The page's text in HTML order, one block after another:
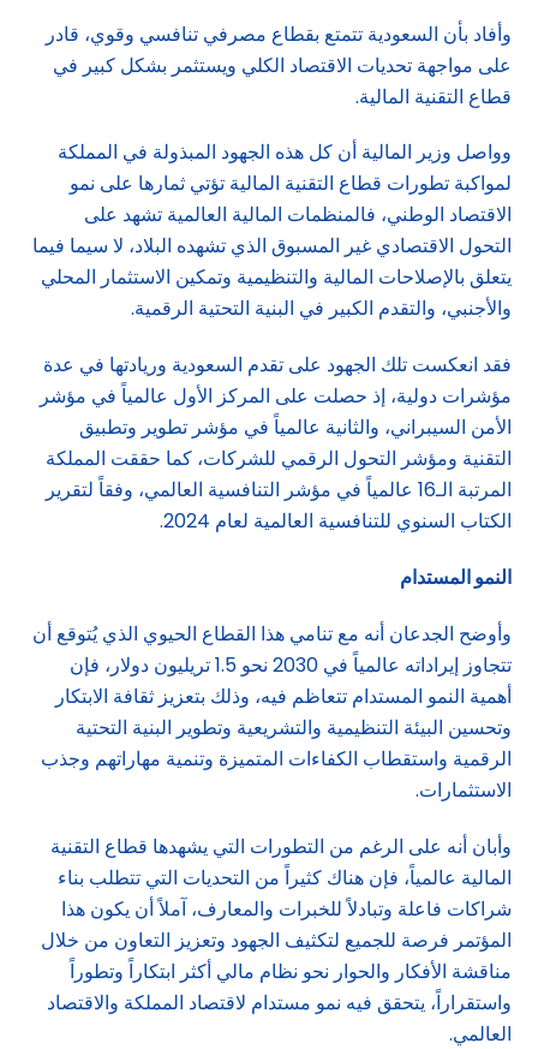
وأفاد بأن السعودية تتمتع بقطاع مصرفي تنافسي وقوي، قادر
على مواجهة تحديات الاقتصاد الكلي ويستثمر بشكل كبير في
قطاع التقنية المالية.
وواصل وزير المالية أن كل هذه الجهود المبذولة في المملكة
لمواكبة تطورات قطاع التقنية المالية تؤتي ثمارها على نمو
الاقتصاد الوطني، فالمنظمات المالية العالمية تشهد على
التحول الاقتصادي غير المسبوق الذي تشهده البلاد، لا سيما فيما
يتعلق بالإصلاحات المالية والتنظيمية وتمكين الاستثمار المحلي
والأجنبي، والتقدم الكبير في البنية التحتية الرقمية.
فقد انعكست تلك الجهود على تقدم السعودية وريادتها في عدة
مؤشرات دولية، إذ حصلت على المركز الأول عالمياً في مؤشر
الأمن السيبراني، والثانية عالمياً في مؤشر تطوير وتطبيق
التقنية ومؤشر التحول الرقمي للشركات، كما حققت المملكة
المرتبة الـ16 عالمياً في مؤشر التنافسية العالمي، وفقاً لتقرير
الكتاب السنوي للتنافسية العالمية لعام 2024.
النمو المستدام
وأوضح الجدعان أنه مع تنامي هذا القطاع الحيوي الذي يُتوقع أن
تتجاوز إيراداته عالمياً في 2030 نحو 1.5 تريليون دولار، فإن
أهمية النمو المستدام تتعاظم فيه، وذلك بتعزيز ثقافة الابتكار
وتحسين البيئة التنظيمية والتشريعية وتطوير البنية التحتية
الرقمية واستقطاب الكفاءات المتميزة وتنمية مهاراتهم وجذب
الاستثمارات.
وأبان أنه على الرغم من التطورات التي يشهدها قطاع التقنية
المالية عالمياً، فإن هناك كثيراً من التحديات التي تتطلب بناء
شراكات فاعلة وتبادلاً للخبرات والمعارف، آملاً أن يكون هذا
المؤتمر فرصة للجميع لتكثيف الجهود وتعزيز التعاون من خلال
مناقشة الأفكار والحوار نحو نظام مالي أكثر ابتكاراً وتطوراً
واستقراراً، يتحقق فيه نمو مستدام لاقتصاد المملكة والاقتصاد
العالمي.